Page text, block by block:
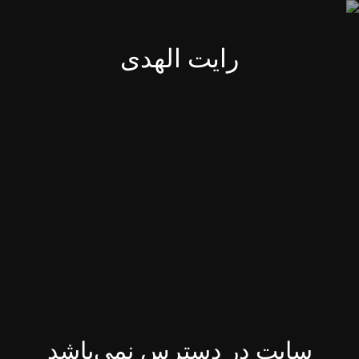
رایت الهدی
سایت در دسترس نمی‌باشد